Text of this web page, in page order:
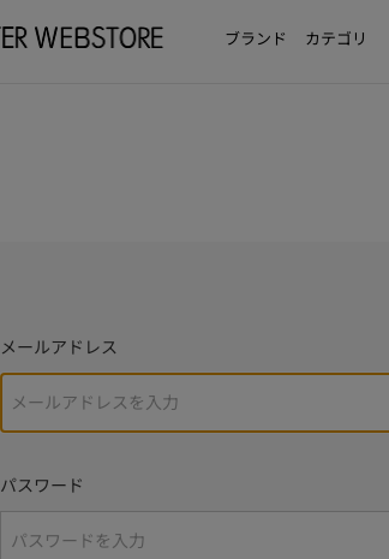
ブランド カテゴリ
メールアドレス
パスワード